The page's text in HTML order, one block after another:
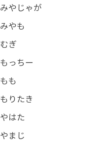
みやじゃが
みやも
むぎ
もっちー
もも
もりたき
やはた
やまじ